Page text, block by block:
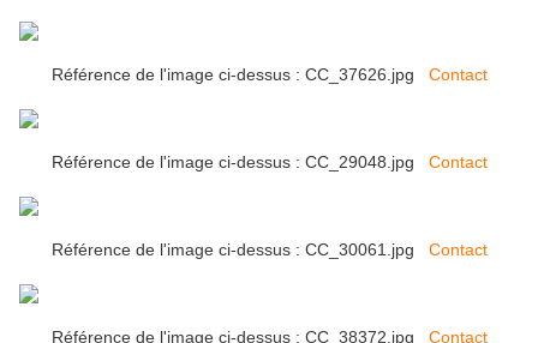
Référence de l'image ci-dessus : CC_37626.jpg Contact
Référence de l'image ci-dessus : CC_29048.jpg Contact
Référence de l'image ci-dessus : CC_30061.jpg Contact
Référence de l'image ci-dessus : CC_38372.jpg Contact